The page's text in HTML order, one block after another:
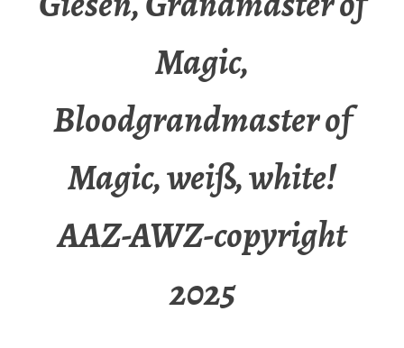
Magic,
Bloodgrandmaster of
Magic, weiß, white!
AAZ-AWZ-copyright
2025